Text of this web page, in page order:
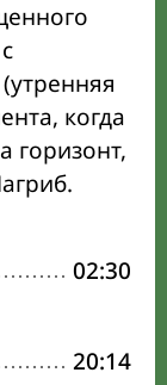
когда
горизонт,
02:30
20:14